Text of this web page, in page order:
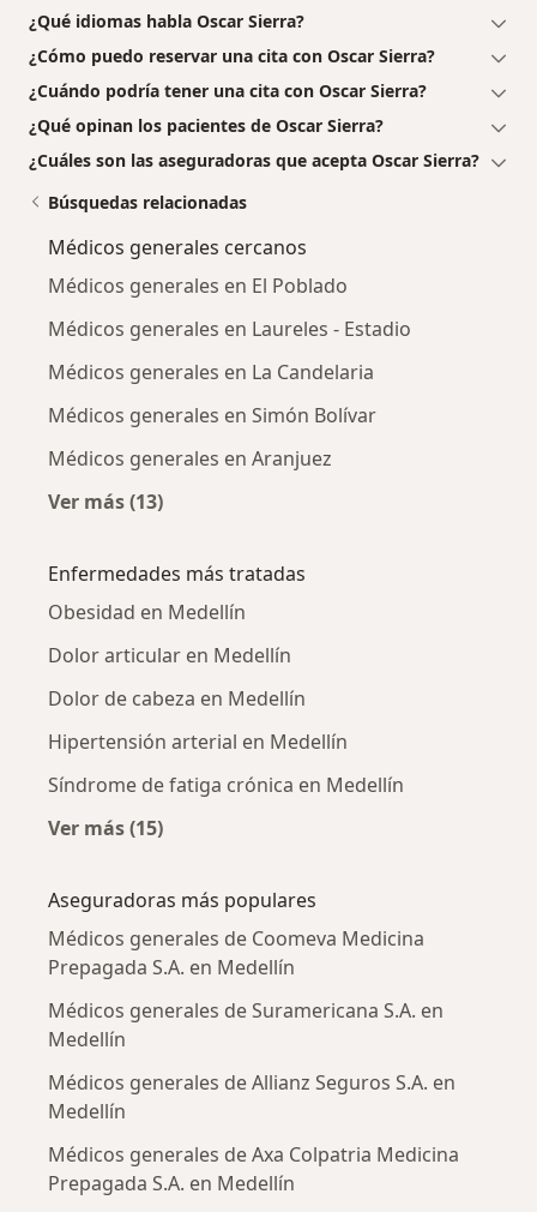
¿Qué idiomas habla Oscar Sierra?
¿Cómo puedo reservar una cita con Oscar Sierra?
¿Cuándo podría tener una cita con Oscar Sierra?
¿Qué opinan los pacientes de Oscar Sierra?
¿Cuáles son las aseguradoras que acepta Oscar Sierra?
Búsquedas relacionadas
Médicos generales cercanos
Médicos generales en El Poblado
Médicos generales en Laureles - Estadio
Médicos generales en La Candelaria
Médicos generales en Simón Bolívar
Médicos generales en Aranjuez
Ver más (13)
Enfermedades más tratadas
Obesidad en Medellín
Dolor articular en Medellín
Dolor de cabeza en Medellín
Hipertensión arterial en Medellín
Síndrome de fatiga crónica en Medellín
Ver más (15)
Aseguradoras más populares
Médicos generales de Coomeva Medicina
Prepagada S.A. en Medellín
Médicos generales de Suramericana S.A. en
Medellín
Médicos generales de Allianz Seguros S.A. en
Medellín
Médicos generales de Axa Colpatria Medicina
Prepagada S.A. en Medellín